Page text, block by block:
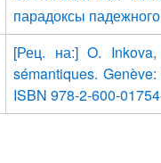
парадоксы
[Рец. на:] O.
sémantiques.
ISBN 978-2-600-